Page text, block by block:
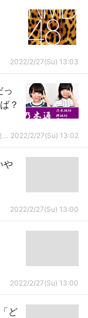
2022/2/27(Su) 13:03
っ
？
乃木通☆世界最速！乃木坂46欅坂46日向坂46速報まとめ 2022/2/27(Su) 13:02
や
2022/2/27(Su) 13:00
2022/2/27(Su) 13:00
ど